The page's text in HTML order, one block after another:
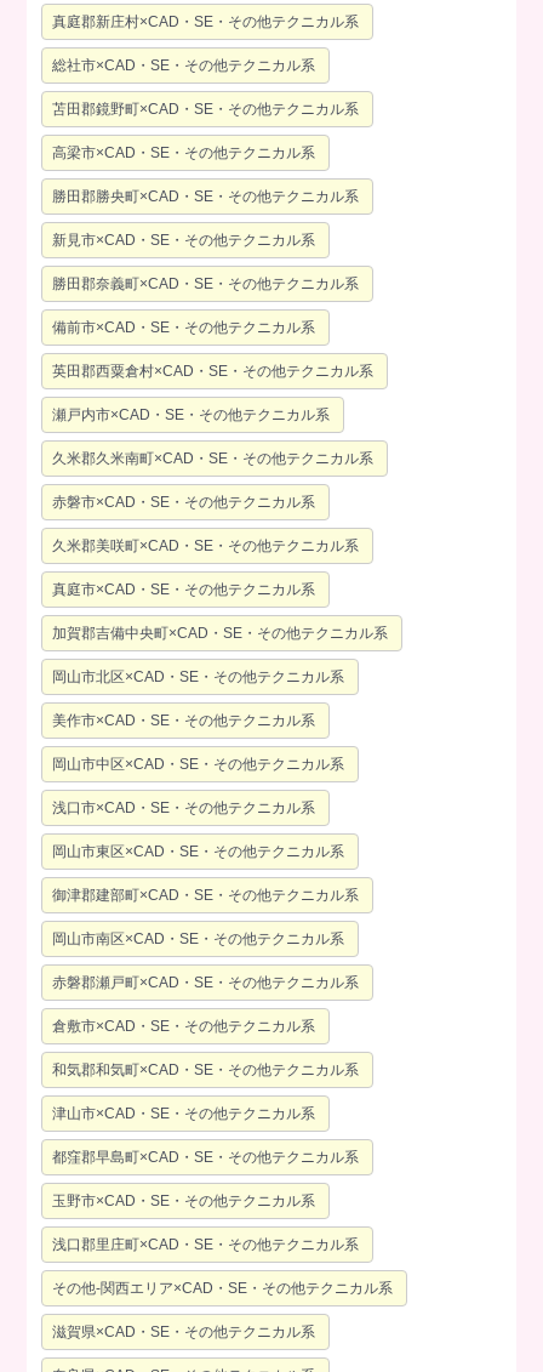
真庭郡新庄村×CAD・SE・その他テクニカル系
総社市×CAD・SE・その他テクニカル系
苫田郡鏡野町×CAD・SE・その他テクニカル系
高梁市×CAD・SE・その他テクニカル系
勝田郡勝央町×CAD・SE・その他テクニカル系
新見市×CAD・SE・その他テクニカル系
勝田郡奈義町×CAD・SE・その他テクニカル系
備前市×CAD・SE・その他テクニカル系
英田郡西粟倉村×CAD・SE・その他テクニカル系
瀬戸内市×CAD・SE・その他テクニカル系
久米郡久米南町×CAD・SE・その他テクニカル系
赤磐市×CAD・SE・その他テクニカル系
久米郡美咲町×CAD・SE・その他テクニカル系
真庭市×CAD・SE・その他テクニカル系
加賀郡吉備中央町×CAD・SE・その他テクニカル系
岡山市北区×CAD・SE・その他テクニカル系
美作市×CAD・SE・その他テクニカル系
岡山市中区×CAD・SE・その他テクニカル系
浅口市×CAD・SE・その他テクニカル系
岡山市東区×CAD・SE・その他テクニカル系
御津郡建部町×CAD・SE・その他テクニカル系
岡山市南区×CAD・SE・その他テクニカル系
赤磐郡瀬戸町×CAD・SE・その他テクニカル系
倉敷市×CAD・SE・その他テクニカル系
和気郡和気町×CAD・SE・その他テクニカル系
津山市×CAD・SE・その他テクニカル系
都窪郡早島町×CAD・SE・その他テクニカル系
玉野市×CAD・SE・その他テクニカル系
浅口郡里庄町×CAD・SE・その他テクニカル系
その他-関西エリア×CAD・SE・その他テクニカル系
滋賀県×CAD・SE・その他テクニカル系